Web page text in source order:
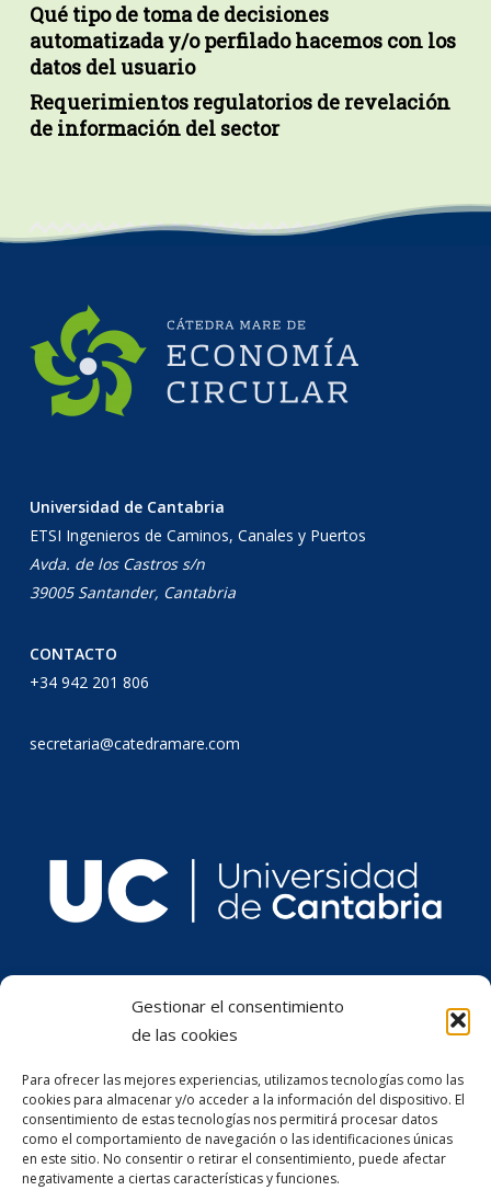
Gestionar el consentimiento
de las cookies
Para ofrecer las mejores experiencias, utilizamos tecnologías como las
cookies para almacenar y/o acceder a la información del dispositivo. El
consentimiento de estas tecnologías nos permitirá procesar datos
como el comportamiento de navegación o las identificaciones únicas
en este sitio. No consentir o retirar el consentimiento, puede afectar
negativamente a ciertas características y funciones.
Qué tipo de toma de decisiones
automatizada y/o perfilado hacemos con los
datos del usuario
Requerimientos regulatorios de revelación
de información del sector
Universidad de Cantabria
ETSI Ingenieros de Caminos, Canales y Puertos
Avda. de los Castros s/n
39005 Santander, Cantabria
CONTACTO
+34 942 201 806
secretaria@catedramare.com